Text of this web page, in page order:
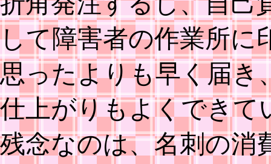
して障害者の作業所に
思ったよりも早く届き
仕上がりもよくできて
残念なのは、名刺の消